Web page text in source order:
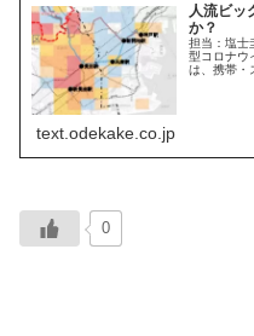
人流ビッ
か？
担当：塩
型コロナウ
は、携帯・
text.odekake.co.jp
0